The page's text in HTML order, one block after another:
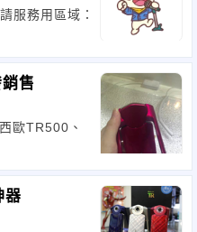
服務用區域：
售
歐TR500、
器